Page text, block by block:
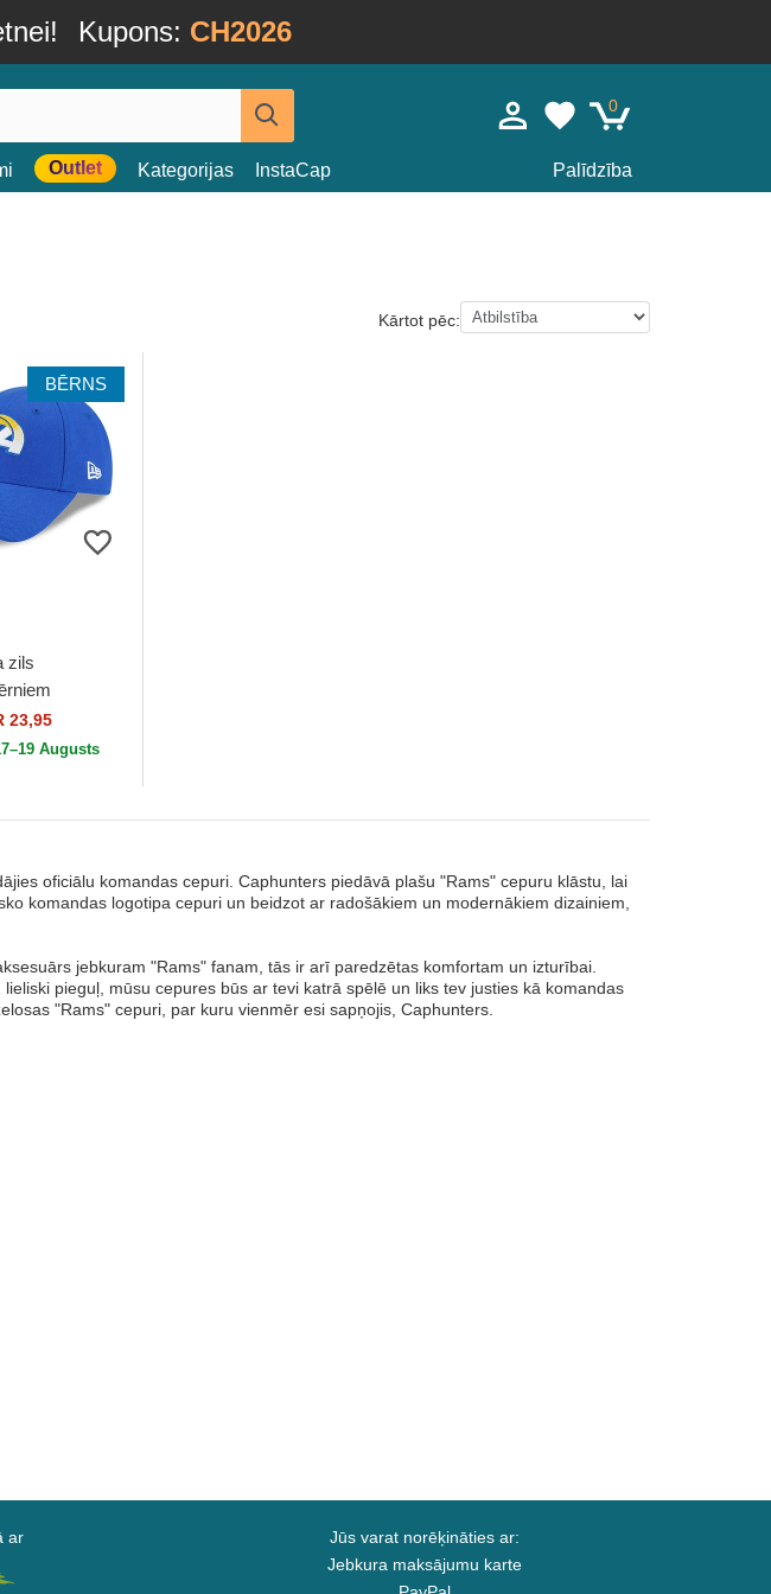
Kupons: CH2026
0
Outlet Kategorijas InstaCap Palīdzība
Kārtot pēc:
BĒRNS
zils
League no Los
NFL no New
23,95
Augusts
oficiālu komandas cepuri. Caphunters piedāvā plašu "Rams" cepuru klāstu, lai
komandas logotipa cepuri un beidzot ar radošākiem un modernākiem dizainiem,
jebkuram "Rams" fanam, tās ir arī paredzētas komfortam un izturībai.
pieguļ, mūsu cepures būs ar tevi katrā spēlē un liks tev justies kā komandas
"Rams" cepuri, par kuru vienmēr esi sapņojis, Caphunters.
ar
Jūs varat norēķināties ar:
Jebkura maksājumu karte